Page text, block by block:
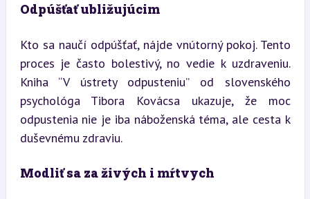
Odpúšťať ubližujúcim
Kto sa naučí odpúšťať, nájde vnútorný pokoj. Tento
proces je často bolestivý, no vedie k uzdraveniu.
Kniha “V ústrety odpusteniu” od slovenského
psychológa Tibora Kovácsa ukazuje, že moc
odpustenia nie je iba náboženská téma, ale cesta k
duševnému zdraviu.
Modliť sa za živých i mŕtvych